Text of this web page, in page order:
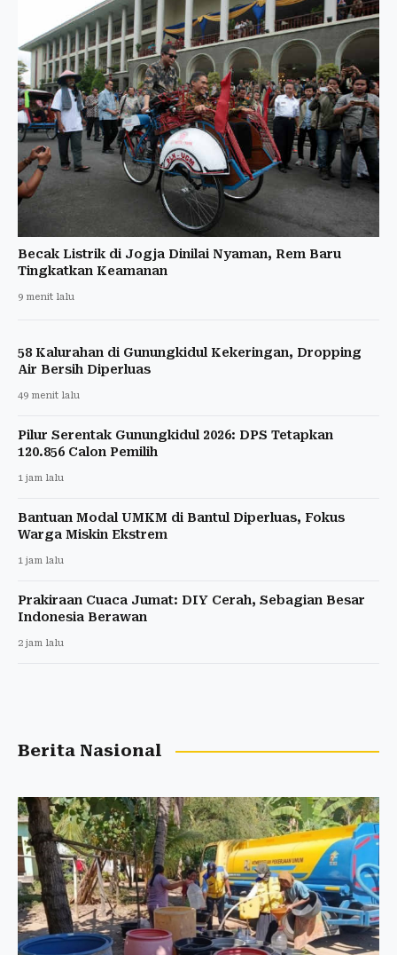
Becak Listrik di Jogja Dinilai Nyaman, Rem Baru
Tingkatkan Keamanan
9 menit lalu
58 Kalurahan di Gunungkidul Kekeringan, Dropping
Air Bersih Diperluas
49 menit lalu
Pilur Serentak Gunungkidul 2026: DPS Tetapkan
120.856 Calon Pemilih
1 jam lalu
Bantuan Modal UMKM di Bantul Diperluas, Fokus
Warga Miskin Ekstrem
1 jam lalu
Prakiraan Cuaca Jumat: DIY Cerah, Sebagian Besar
Indonesia Berawan
2 jam lalu
Berita Nasional